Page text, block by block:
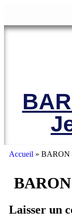
Accueil » BARON
Laisser un